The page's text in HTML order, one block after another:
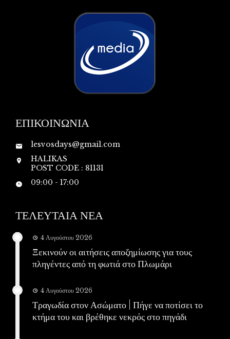
ΕΠΙΚΟΙΝΩΝΙΑ
lesvosdays@gmail.com
HALIKAS
POST CODE : 81131
09:00 - 17:00
ΤΕΛΕΥΤΑΙΑ ΝΕΑ
4 Αυγούστου 2026
Ξεκινούν οι αιτήσεις αποζημίωσης για τους
πληγέντες από τη φωτιά στο Πλωμάρι
4 Αυγούστου 2026
Τραγωδία στον Ασώματο | Πήγε να ποτίσει το
κτήμα του και βρέθηκε νεκρός στο πηγάδι